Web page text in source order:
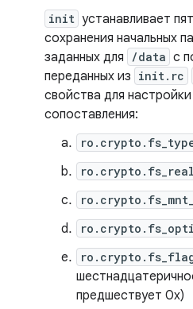
init устанавливает
сохранения начальных
заданных для
/data с
переданных из init.rc
свойства для
сопоставления:
предшествует 0x)